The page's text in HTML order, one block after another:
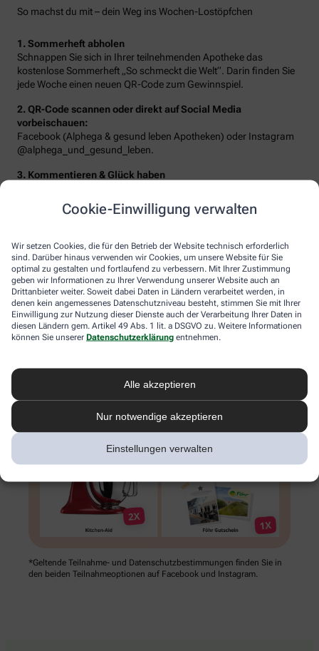
Cookie-Einwilligung verwalten
Wir setzen Cookies, die für den Betrieb der Website technisch erforderlich
sind. Darüber hinaus verwenden wir Cookies, um unsere Website für Sie
optimal zu gestalten und fortlaufend zu verbessern. Mit Ihrer Zustimmung
geben wir Informationen zu Ihrer Verwendung unserer Website auch an
Drittanbieter weiter. Soweit dabei Daten in Ländern verarbeitet werden, in
denen kein angemessenes Datenschutzniveau besteht, stimmen Sie mit Ihrer
Einwilligung zur Nutzung dieser Dienste auch der Verarbeitung Ihrer Daten in
diesen Ländern gem. Artikel 49 Abs. 1 lit. a DSGVO zu. Weitere Informationen
können Sie unserer Datenschutzerklärung entnehmen.
Alle akzeptieren
Nur notwendige akzeptieren
Einstellungen verwalten
So machst du mit – dein Weg ins Wochen-Lostöpfchen
1. Sommerheft abholen
Schnappen Sie sich in Ihrer teilnehmenden Apotheke das
kostenlose Sommerheft „So schmeckt die Welt“. Darin finden Sie
jede Woche einen neuen QR-Code zum Gewinnspiel.
2. QR-Code scannen oder direkt auf Social Media
vorbeischauen:
Facebook (Alphega & gesund leben Apotheken) oder Instagram
@alphega_und_gesund_leben.
3. Kommentieren & Glück haben
Traumziel – schon landen Sie im Lostopf!
Sie erwarten folgende Gewinne:
*Geltende Teilnahme- und Datenschutz­bestimmungen finden Sie in
den beiden Teilnahme­optionen auf Facebook und Instagram.